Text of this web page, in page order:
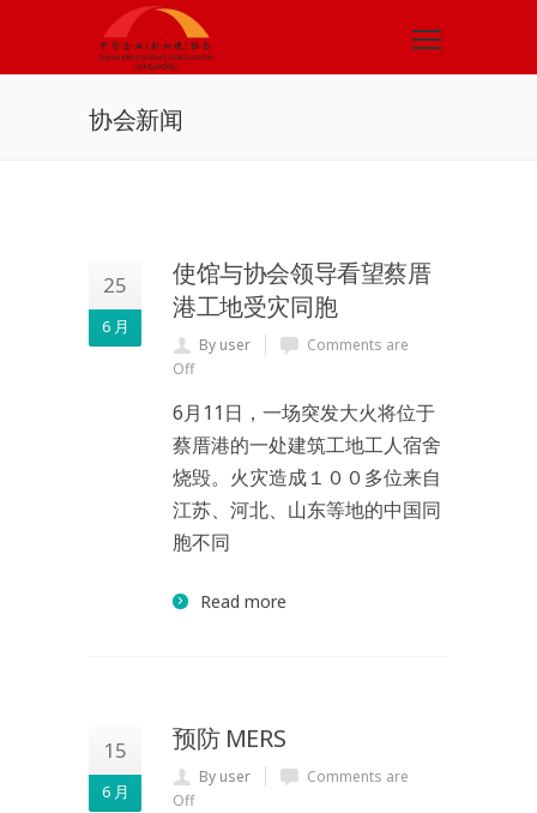
协会新闻
25
6 月
使馆与协会领导看望蔡厝
港工地受灾同胞
By user
Comments are
Off
6月11日，一场突发大火将位于
蔡厝港的一处建筑工地工人宿舍
烧毁。火灾造成１００多位来自
江苏、河北、山东等地的中国同
胞不同
Read more
15
6 月
预防 MERS
By user
Comments are
Off